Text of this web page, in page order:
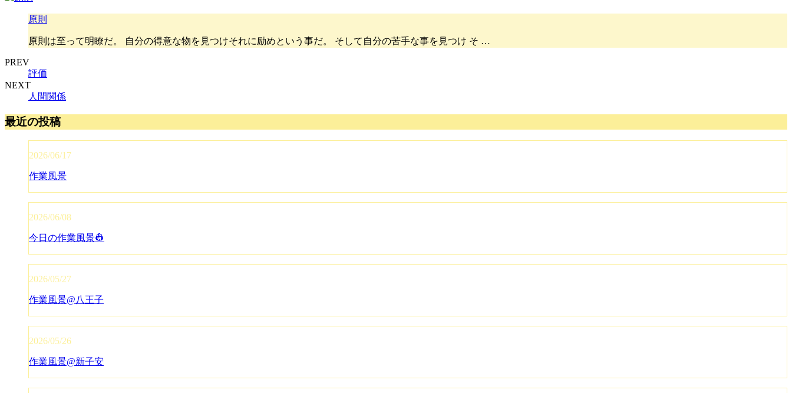
原則
原則は至って明瞭だ。 自分の得意な物を見つけそれに励めという事だ。 そして自分の苦手な事を見つけ そ …
PREV
評価
NEXT
人間関係
最近の投稿
2026/06/17
作業風景
2026/06/08
今日の作業風景👷
2026/05/27
作業風景@八王子
2026/05/26
作業風景@新子安